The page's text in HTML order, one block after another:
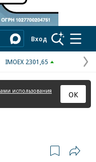
Вход
IMOEX 2301,65
использования
ОК